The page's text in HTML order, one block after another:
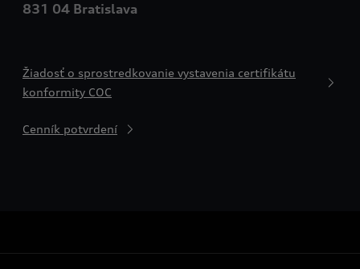
831 04 Bratislava
Žiadosť o sprostredkovanie vystavenia certifikátu
konformity COC
Cenník potvrdení